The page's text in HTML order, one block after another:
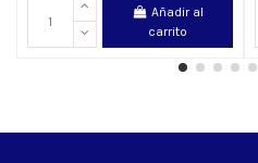
Añadir al
carrito